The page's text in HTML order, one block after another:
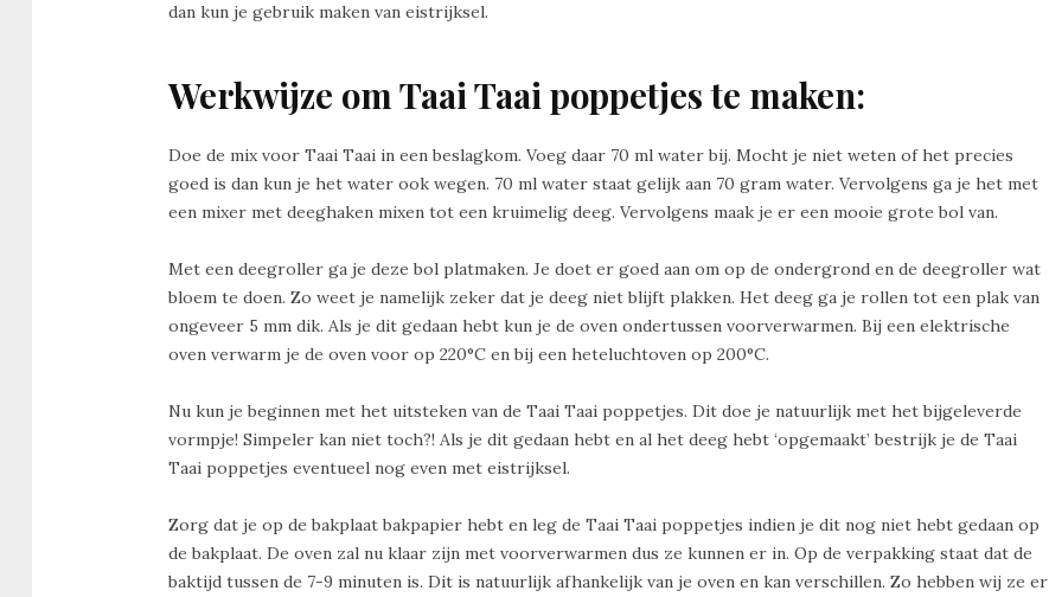
dan kun je gebruik maken van eistrijksel.
Werkwijze om Taai Taai poppetjes te maken:
Doe de mix voor Taai Taai in een beslagkom. Voeg daar 70 ml water bij. Mocht je niet weten of het precies
goed is dan kun je het water ook wegen. 70 ml water staat gelijk aan 70 gram water. Vervolgens ga je het met
een mixer met deeghaken mixen tot een kruimelig deeg. Vervolgens maak je er een mooie grote bol van.
Met een deegroller ga je deze bol platmaken. Je doet er goed aan om op de ondergrond en de deegroller wat
bloem te doen. Zo weet je namelijk zeker dat je deeg niet blijft plakken. Het deeg ga je rollen tot een plak van
ongeveer 5 mm dik. Als je dit gedaan hebt kun je de oven ondertussen voorverwarmen. Bij een elektrische
oven verwarm je de oven voor op 220°C en bij een heteluchtoven op 200°C.
Nu kun je beginnen met het uitsteken van de Taai Taai poppetjes. Dit doe je natuurlijk met het bijgeleverde
vormpje! Simpeler kan niet toch?! Als je dit gedaan hebt en al het deeg hebt ‘opgemaakt’ bestrijk je de Taai
Taai poppetjes eventueel nog even met eistrijksel.
Zorg dat je op de bakplaat bakpapier hebt en leg de Taai Taai poppetjes indien je dit nog niet hebt gedaan op
de bakplaat. De oven zal nu klaar zijn met voorverwarmen dus ze kunnen er in. Op de verpakking staat dat de
baktijd tussen de 7-9 minuten is. Dit is natuurlijk afhankelijk van je oven en kan verschillen. Zo hebben wij ze er